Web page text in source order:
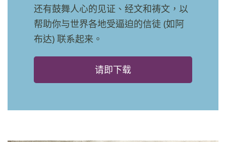
还有鼓舞人心的见证、经文和祷文，以
帮助你与世界各地受逼迫的信徒 (如阿
布达) 联系起来。
请即下载